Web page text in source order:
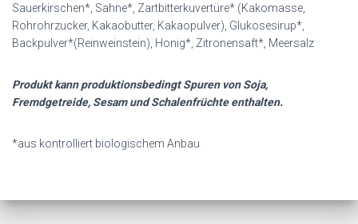
Sauerkirschen*, Sahne*, Zartbitterkuvertüre* (Kakomasse,
Rohrohrzucker, Kakaobutter, Kakaopulver), Glukosesirup*,
Backpulver*(Reinweinstein), Honig*, Zitronensaft*, Meersalz
Produkt kann produktionsbedingt Spuren von Soja,
Fremdgetreide, Sesam und Schalenfrüchte enthalten.
*aus kontrolliert biologischem Anbau